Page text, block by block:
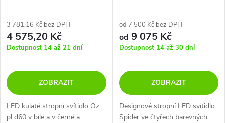
3 781,16 Kč bez DPH
4 575,20 Kč
Dostupnost 14 až 21 dní
ZOBRAZIT
LED kulaté stropní svítidlo Oz
pl d60 v bílé a v černé a
od 7 500 Kč bez DPH
od 9 075 Kč
Dostupnost 14 až 30 dní
ZOBRAZIT
Designové stropní LED svítidlo
Spider ve čtyřech barevných